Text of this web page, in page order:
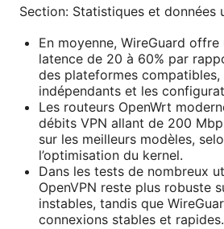
Section: Statistiques et données
En moyenne, WireGuard
latence de 20 à 60% par
des plateformes compatibles,
indépendants et les
Les routeurs OpenWrt
débits VPN allant de 200
sur les meilleurs modèles,
l’optimisation du kernel.
Dans les tests de nombreux
OpenVPN reste plus robuste
instables, tandis que
connexions stables et rapides.